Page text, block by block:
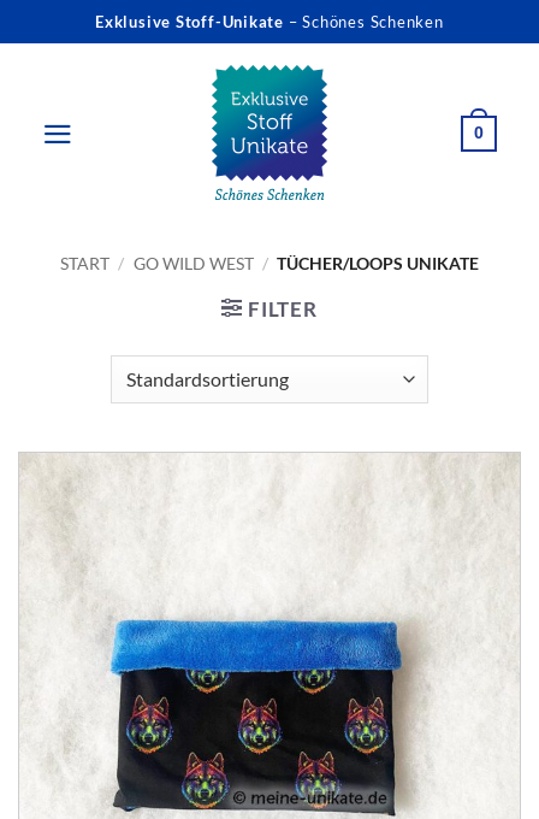
Inhalt
Exklusive Stoff-Unikate – Schönes Schenken
0
START / GO WILD WEST / TÜCHER/LOOPS UNIKATE
FILTER